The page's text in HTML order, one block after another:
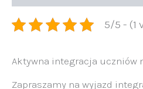
5/5 - (1
Aktywna integracja uczniów
Zapraszamy na wyjazd